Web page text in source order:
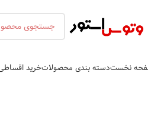
نخستدسته بندی محصولاتخرید